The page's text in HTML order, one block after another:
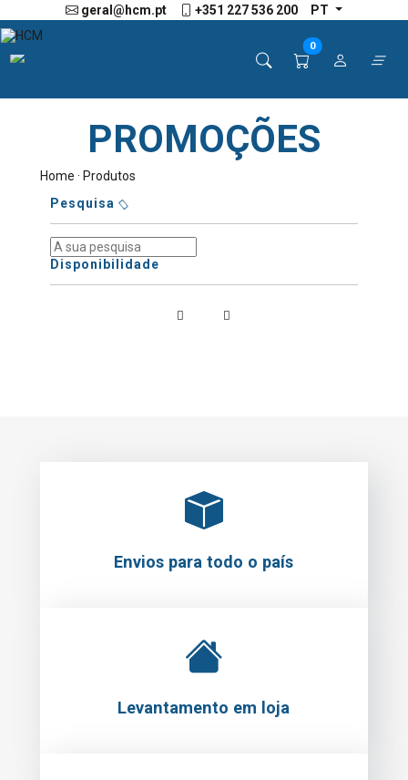
geral@hcm.pt +351 227 536 200 PT
0
PROMOÇÕES
Home · Produtos
Pesquisa
Disponibilidade
Envios para todo o país
Levantamento em loja